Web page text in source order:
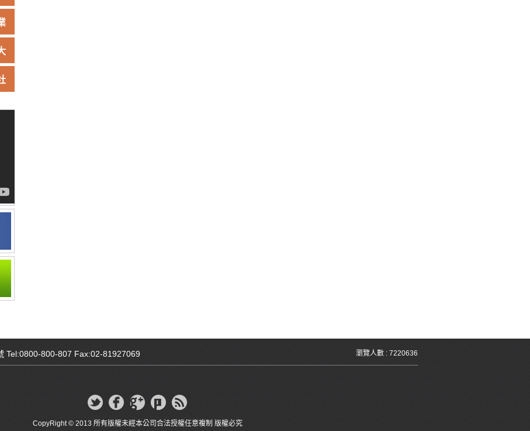
Tel:0800-800-807 Fax:02-81927069 瀏覽人數 : 7220636
CopyRight © 2013 所有版權未經本公司合法授權任意複制 版權必究